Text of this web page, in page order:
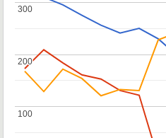
100
100
200
200
300
300